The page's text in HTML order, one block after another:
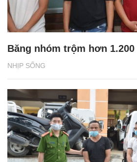
NHỊP SỐNG
Băng nhóm trộm hơn